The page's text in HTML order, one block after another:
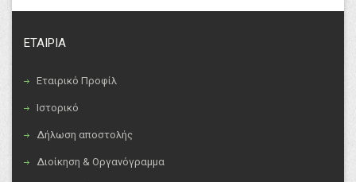
ΕΤΑΙΡΙΑ
Εταιρικό Προφίλ
Ιστορικό
Δήλωση αποστολής
Διοίκηση & Οργανόγραμμα